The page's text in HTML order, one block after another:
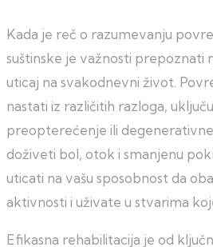
Kada je reč o razumevanju
suštinske je važnosti prepoznati
uticaj na svakodnevni život.
nastati iz različitih razloga,
preopterećenje ili
doživeti bol, otok i smanjenu
uticati na vašu sposobnost da
aktivnosti i uživate u stvarima
Efikasna rehabilitacija je od